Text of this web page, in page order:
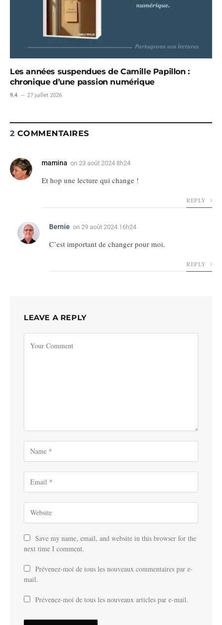
Les années suspendues de Camille Papillon :
chronique d’une passion numérique
9.4 27 juillet 2026
2 COMMENTAIRES
mamina on 23 août 2024 8h24
Et hop une lecture qui change !
REPLY
Bernie on 29 août 2024 16h24
C’est important de changer pour moi.
REPLY
LEAVE A REPLY
Save my name, email, and website in this browser for the
next time I comment.
Prévenez-moi de tous les nouveaux commentaires par e-
mail.
Prévenez-moi de tous les nouveaux articles par e-mail.